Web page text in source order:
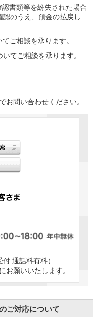
TOP
ザー）
書類等を紛失された場合
のうえ、預金の払戻し
ご相談を承ります。
てご相談を承ります。
お問い合わせください。
通話料有料）
お願いいたします。
ご対応について